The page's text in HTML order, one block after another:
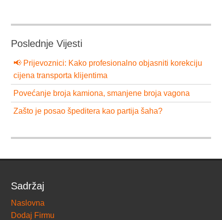
Poslednje Vijesti
📢 Prijevoznici: Kako profesionalno objasniti korekciju
cijena transporta klijentima
Povećanje broja kamiona, smanjene broja vagona
Zašto je posao špeditera kao partija šaha?
Sadržaj
Naslovna
Dodaj Firmu